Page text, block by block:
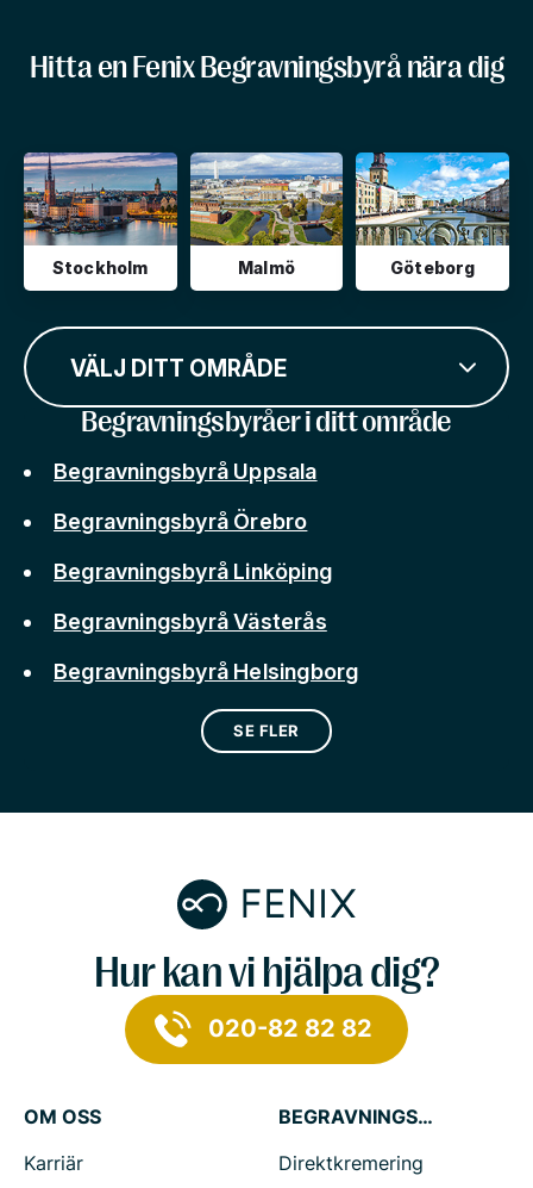
Hitta en Fenix Begravningsbyrå nära dig
Stockholm Malmö Göteborg
VÄLJ DITT OMRÅDE
Begravningsbyråer i ditt område
Begravningsbyrå Uppsala
Begravningsbyrå Örebro
Begravningsbyrå Linköping
Begravningsbyrå Västerås
Begravningsbyrå Helsingborg
SE FLER
Hur kan vi hjälpa dig?
020-82 82 82
OM OSS
Karriär
BEGRAVNINGSTJÄNSTER
Direktkremering